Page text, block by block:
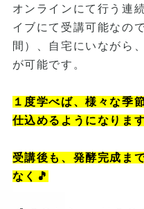
オンラインにて行う連
イブにて受講可能なの
間）、自宅にいながら
が可能です。
１度学べば、様々な季
仕込めるようになります
受講後も、発酵完成ま
なく🎵